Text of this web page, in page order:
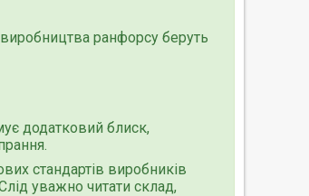
ранфорсу беруть
додатковий блиск,
стандартів виробників
уважно читати склад,